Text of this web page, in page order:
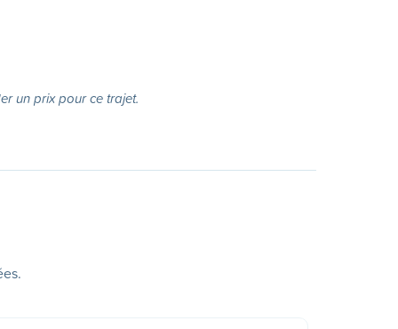
un prix pour ce trajet.